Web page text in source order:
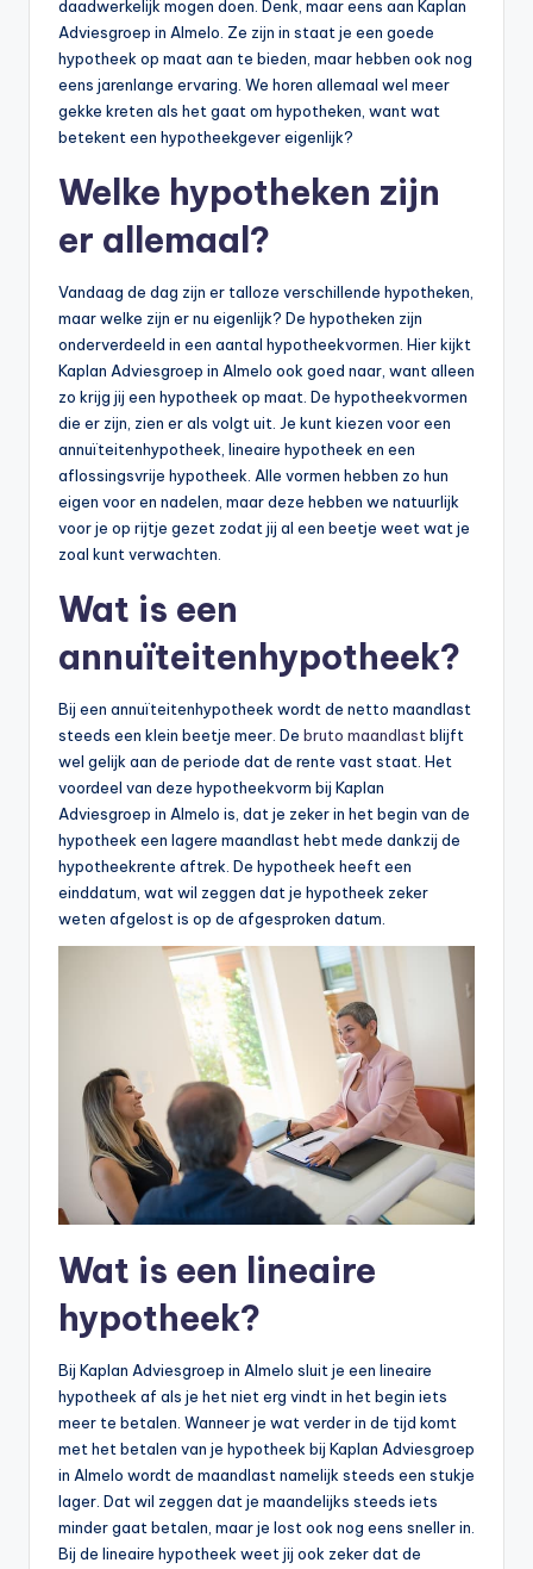
daadwerkelijk mogen doen. Denk, maar eens aan Kaplan
Adviesgroep in Almelo. Ze zijn in staat je een goede
hypotheek op maat aan te bieden, maar hebben ook nog
eens jarenlange ervaring. We horen allemaal wel meer
gekke kreten als het gaat om hypotheken, want wat
betekent een hypotheekgever eigenlijk?
Welke hypotheken zijn
er allemaal?
Vandaag de dag zijn er talloze verschillende hypotheken,
maar welke zijn er nu eigenlijk? De hypotheken zijn
onderverdeeld in een aantal hypotheekvormen. Hier kijkt
Kaplan Adviesgroep in Almelo ook goed naar, want alleen
zo krijg jij een hypotheek op maat. De hypotheekvormen
die er zijn, zien er als volgt uit. Je kunt kiezen voor een
annuïteitenhypotheek, lineaire hypotheek en een
aflossingsvrije hypotheek. Alle vormen hebben zo hun
eigen voor en nadelen, maar deze hebben we natuurlijk
voor je op rijtje gezet zodat jij al een beetje weet wat je
zoal kunt verwachten.
Wat is een
annuïteitenhypotheek?
Bij een annuïteitenhypotheek wordt de netto maandlast
steeds een klein beetje meer. De bruto maandlastblijft
wel gelijk aan de periode dat de rente vast staat. Het
voordeel van deze hypotheekvorm bij Kaplan
Adviesgroep in Almelo is, dat je zeker in het begin van de
hypotheek een lagere maandlast hebt mede dankzij de
hypotheekrente aftrek. De hypotheek heeft een
einddatum, wat wil zeggen dat je hypotheek zeker
weten afgelost is op de afgesproken datum.
Wat is een lineaire
hypotheek?
Bij Kaplan Adviesgroep in Almelo sluit je een lineaire
hypotheek af als je het niet erg vindt in het begin iets
meer te betalen. Wanneer je wat verder in de tijd komt
met het betalen van je hypotheek bij Kaplan Adviesgroep
in Almelo wordt de maandlast namelijk steeds een stukje
lager. Dat wil zeggen dat je maandelijks steeds iets
minder gaat betalen, maar je lost ook nog eens sneller in.
Bij de lineaire hypotheek weet jij ook zeker dat de